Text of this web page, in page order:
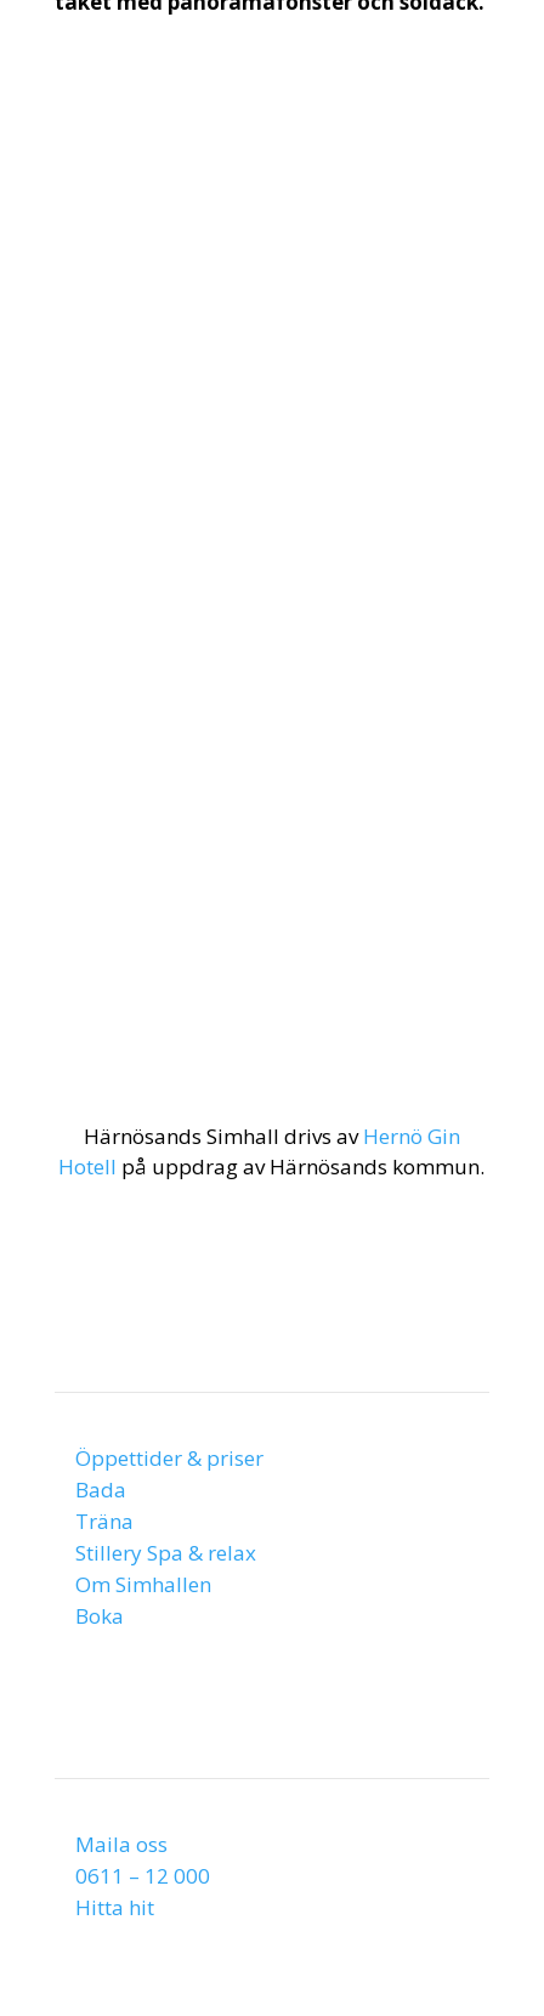
Härnösands Simhall drivs avHernö Gin
Hotell på uppdrag av Härnösands kommun.
Öppettider & priser
Bada
Träna
Stillery Spa & relax
Om Simhallen
Boka
Maila oss
0611 – 12 000
Hitta hit